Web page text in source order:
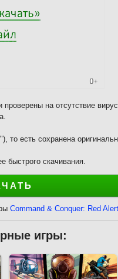
на отсутствие
есть сохранена
быстрого скачивания.
Command & Conquer: Red
игры: